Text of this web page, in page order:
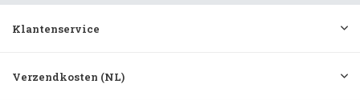
Klantenservice
Verzendkosten (NL)